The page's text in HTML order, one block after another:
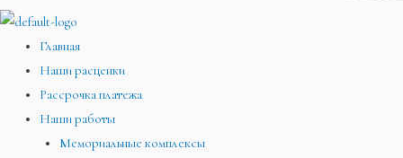
Главная
Наши расценки
Рассрочка платежа
Наши работы
Мемориальные комплексы